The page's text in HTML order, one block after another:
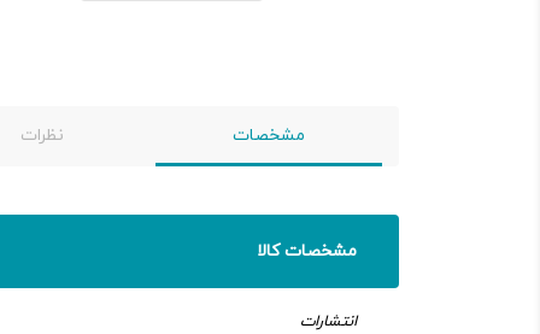
مشخصات نظرات
مشخصات کالا
انتشارات